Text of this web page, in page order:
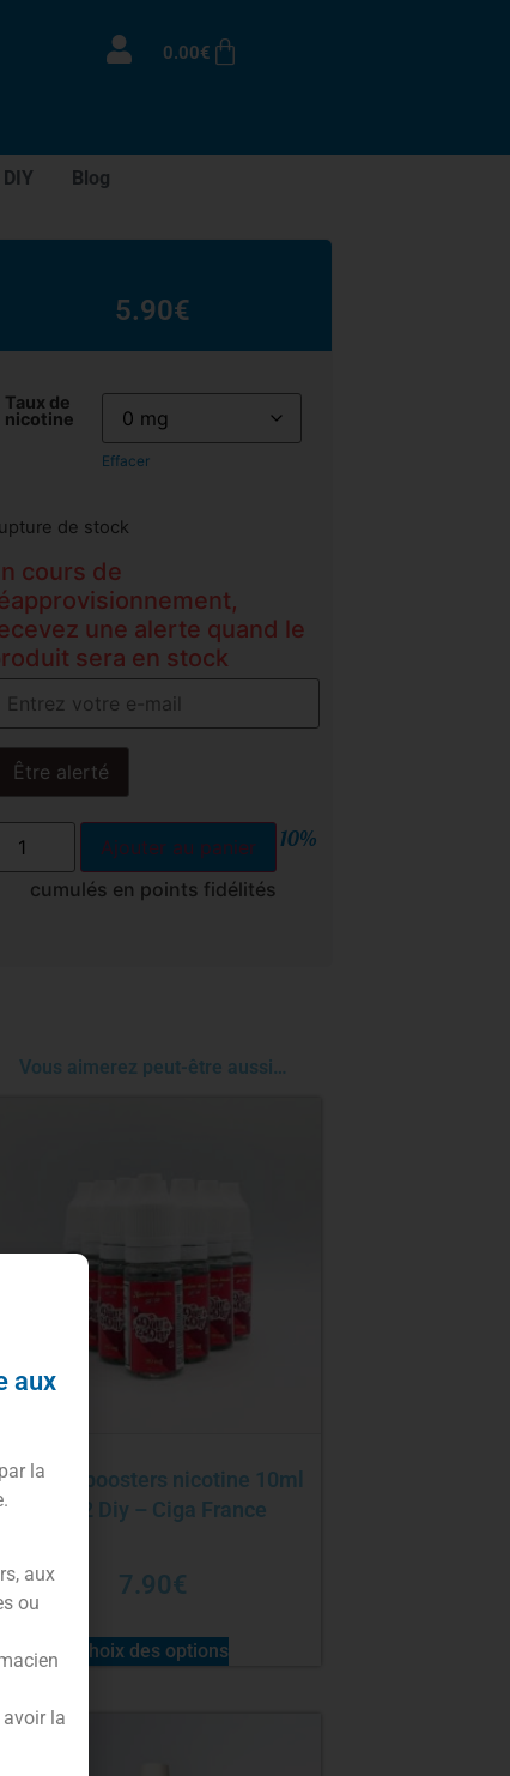
0.00€
Blog
5.90€
Taux de
nicotine
Effacer
de stock
cours de
une alerte quand le
sera en stock
Être alerté
Ajouter au panier 10%
cumulés en points fidélités
Vous aimerez peut-être aussi…
Pack 10 boosters nicotine 10ml
Day 2 Diy – Ciga France
7.90€
Choix des options
aux
la
aux
ou
la